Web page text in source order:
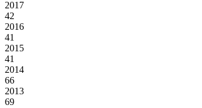
2017
42
2016
41
2015
41
2014
66
2013
69